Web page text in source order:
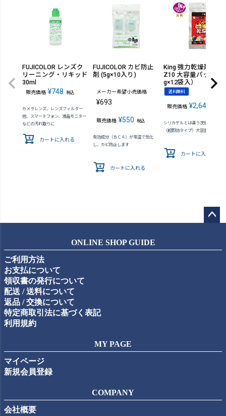
FUJICOLOR レンズク
リーニング・リキッド
30ml
販売価格 ¥748 税込
カメラレンズ、レンズフィルター
他、スマートフォン、液晶モニター
などの汚れ取りに
カートに入れる
FUJICOLOR カビ防止
剤 (5g×10入り)
メーカー希望小売価格
¥693
販売価格 ¥550 税込
有効成分（ＢＣＡ）が常温で気化
し、カビ防止します
カートに入れる
King 強力乾燥剤
Z10 大容量パック（
g×12袋入）
送料無料
販売価格 ¥2,640
シリカゲルとは違う次世代の乾燥
（超即効タイプ）大容量パック
カートに入れる
ップ
ONLINE SHOP GUIDE
ご利用方法
お支払について
領収書の発行について
配送 / 送料について
返品 / 交換について
特定商取引法に基づく表記
利用規約
MY PAGE
マイページ
新規会員登録
COMPANY
会社概要